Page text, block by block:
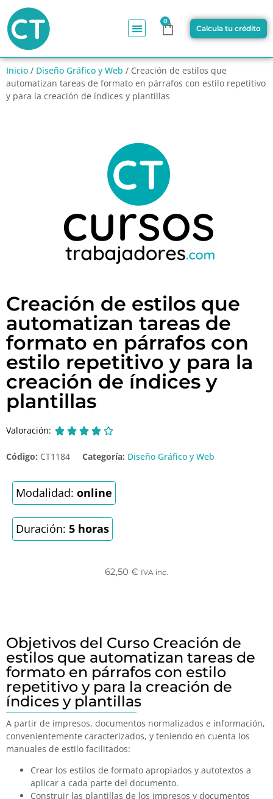
0
Calcula tu crédito
Inicio / Diseño Gráfico y Web / Creación de estilos que
automatizan tareas de formato en párrafos con estilo repetitivo
y para la creación de índices y plantillas
Creación de estilos que
automatizan tareas de
formato en párrafos con
estilo repetitivo y para la
creación de índices y
plantillas
Valoración:     
Código: CT1184 Categoría: Diseño Gráfico y Web
Modalidad: online
Duración: 5 horas
62,50 € IVA inc.
Objetivos del Curso Creación de
estilos que automatizan tareas de
formato en párrafos con estilo
repetitivo y para la creación de
índices y plantillas
A partir de impresos, documentos normalizados e información,
convenientemente caracterizados, y teniendo en cuenta los
manuales de estilo facilitados:
Crear los estilos de formato apropiados y autotextos a
aplicar a cada parte del documento.
Construir las plantillas de los impresos y documentos